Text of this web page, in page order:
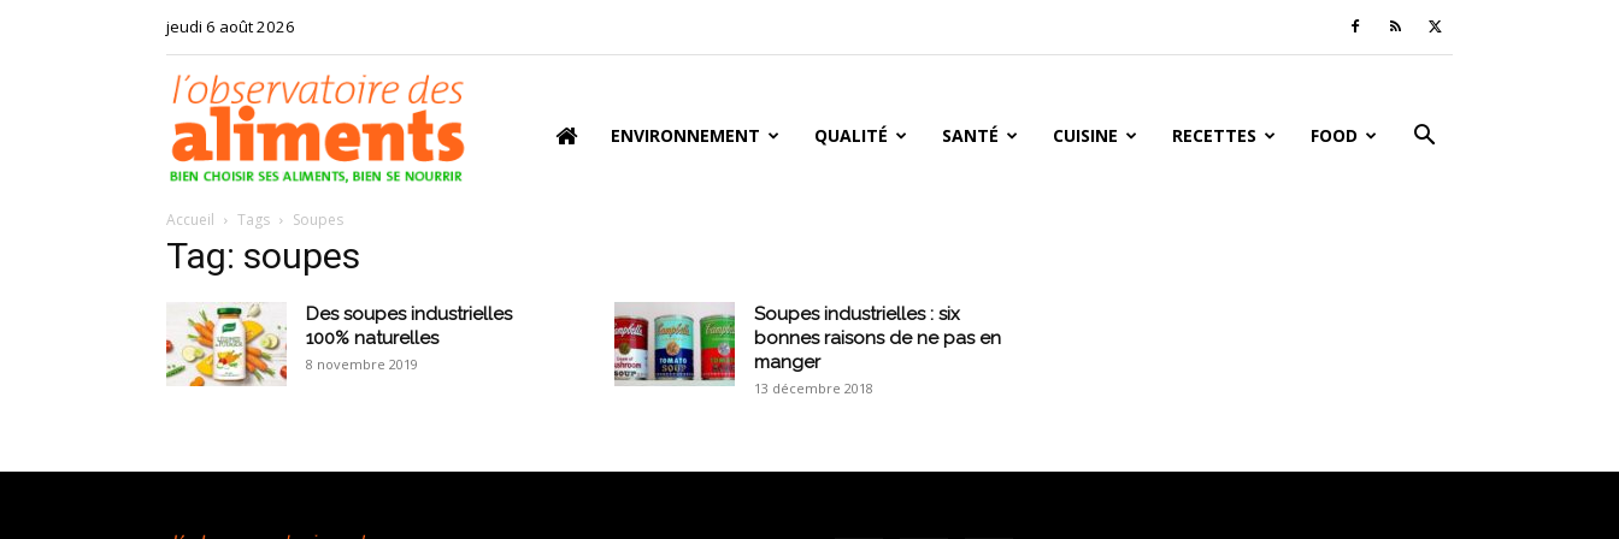
jeudi 6 août 2026
ENVIRONNEMENT QUALITÉ SANTÉ CUISINE RECETTES FOOD
Accueil Tags Soupes
Tag: soupes
Des soupes industrielles
100% naturelles
8 novembre 2019
Soupes industrielles : six
bonnes raisons de ne pas en
manger
13 décembre 2018